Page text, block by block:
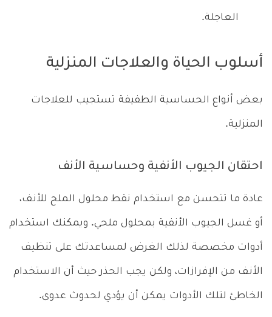
العاجلة.
أسلوب الحياة والعلاجات المنزلية
بعض أنواع الحساسية الطفيفة تستجيب للعلاجات
المنزلية.
احتقان الجيوب الأنفية وحساسية الأنف
عادة ما تتحسن مع استخدام نقط محلول الملح للأنف،
أو غسل الجيوب الأنفية بمحلول ملحي. ويمكنك استخدام
أدوات مخصصة لذلك الغرض لمساعدتك على تنظيف
الأنف من الإفرازات، ولكن يجب الحذر حيث أن الاستخدام
الخاطئ لتلك الأدوات يمكن أن يؤدي لحدوث عدوى.